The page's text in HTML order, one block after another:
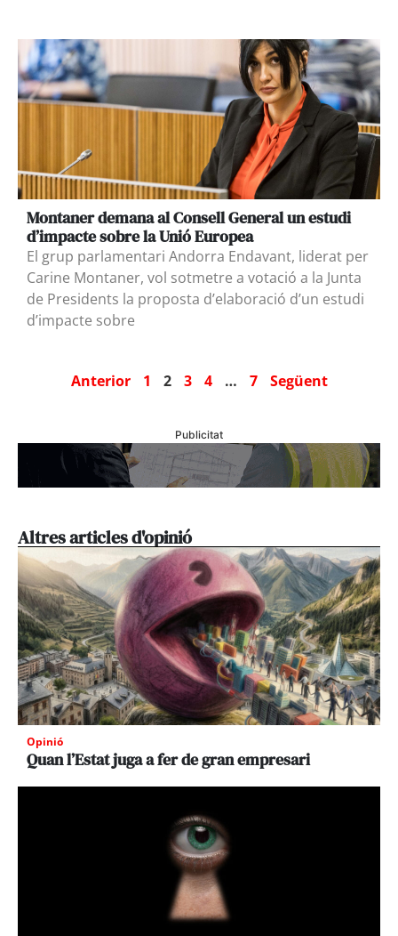
Montaner demana al Consell General un estudi
d’impacte sobre la Unió Europea
El grup parlamentari Andorra Endavant, liderat per
Carine Montaner, vol sotmetre a votació a la Junta
de Presidents la proposta d’elaboració d’un estudi
d’impacte sobre
Anterior 1 2 3 4 … 7 Següent
Publicitat
Altres articles d'opinió
Opinió
Quan l’Estat juga a fer de gran empresari